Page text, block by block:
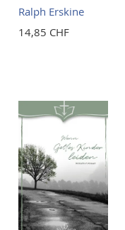
Ralph Erskine
14,85 CHF